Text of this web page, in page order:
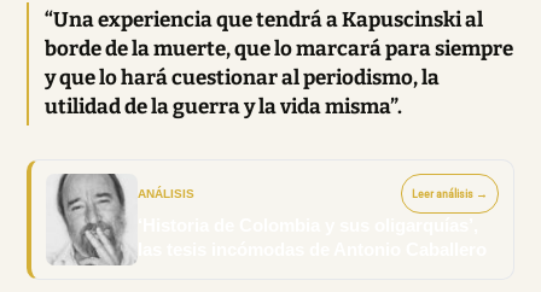
“Una experiencia que tendrá a Kapuscinski al
borde de la muerte, que lo marcará para siempre
y que lo hará cuestionar al periodismo, la
utilidad de la guerra y la vida misma”.
ANÁLISIS Leer análisis →